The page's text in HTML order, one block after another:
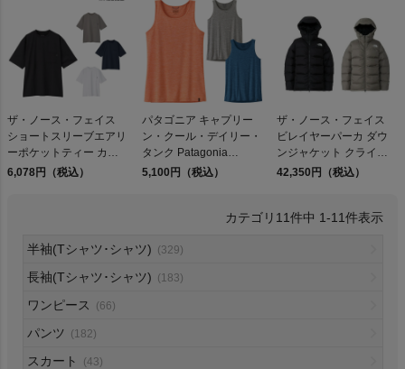
検索
商品が見つからない方はこちら
On
NIKE
ザ・ノース・フェイス
ショートスリーブエアリ
ーポケットティー カジ
ュアル アウトドア シャ
6,078円（税込）
パタゴニア キャプリー
ン・クール・デイリー・
タンク Patagonia
Capilene Cool Daily
5,100円（税込）
ザ・ノース・フェイス
ビレイヤーパーカ ダウ
ンジャケット クライミ
ング 登山 中綿 カジュア
BELAYER PARKA
42,350円（税込）
11件中 1-11件表示
半袖(Tシャツ･シャツ) (329)
長袖(Tシャツ･シャツ) (183)
ワンピース (66)
パンツ (182)
スカート (43)